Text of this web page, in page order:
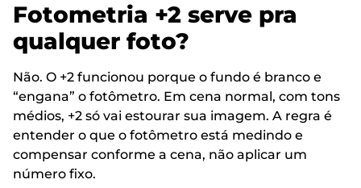
Fotometria +2 serve pra
qualquer foto?
Não. O +2 funcionou porque o fundo é branco e
“engana” o fotômetro. Em cena normal, com tons
médios, +2 só vai estourar sua imagem. A regra é
entender o que o fotômetro está medindo e
compensar conforme a cena, não aplicar um
número fixo.